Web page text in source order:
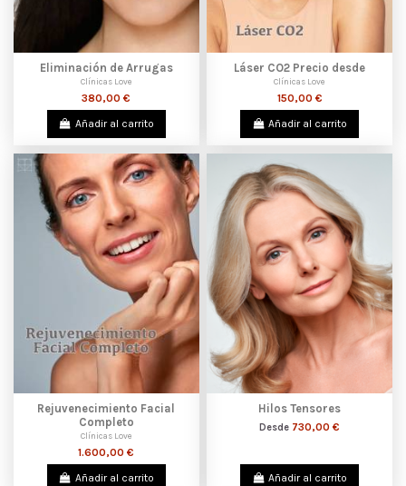
Eliminación de Arrugas
Clínicas Love
380,00 €
Añadir al carrito
Láser CO2 Precio desde
Clínicas Love
150,00 €
Añadir al carrito
Rejuvenecimiento Facial
Completo
Clínicas Love
1.600,00 €
Añadir al carrito
Hilos Tensores
Desde 730,00 €
Añadir al carrito